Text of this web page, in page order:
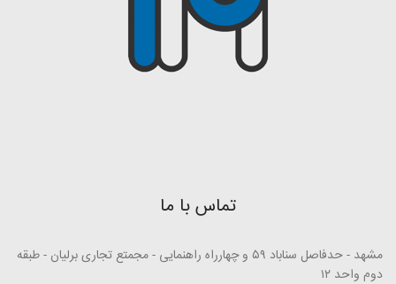
تماس با ما
مشهد - حدفاصل سناباد ۵۹ و چهارراه راهنمایی - مجمتع تجاری برلیان - طبقه
دوم واحد ۱۲